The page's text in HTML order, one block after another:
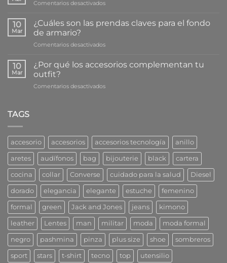
escuchar
le
tu
Comentarios desactivadosen
Maneras
bien
bijouterie
10
Mar
¿Cuáles son las prendas claves para el fondo
de armario?
Comentarios desactivadosen
son
claves
10
Mar
¿Por qué los accesorios complementan tu
outfit?
Comentarios desactivadosen
tu
outfit?
TAGS
accesorio accesorios accesorios tecnología anillo
aretes audífonos bag bijouterie black cartera
cocina collar Converse cuidado para la salud Diesel
dorado elegancia elegante estuche femenino
formal green Jack and Jones jeans kimono
leather Lentes man militar moda moda formal
negro pashmina pinza plus size shoe sombreros
sport stars t-shirt tecno top utensilio